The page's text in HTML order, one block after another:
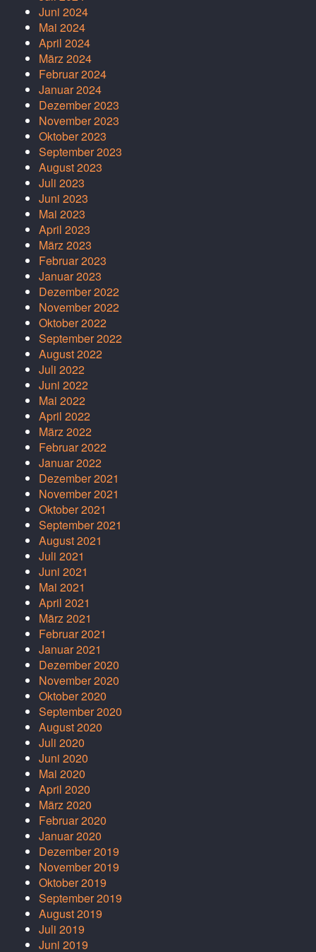
Juni 2024
Mai 2024
April 2024
März 2024
Februar 2024
Januar 2024
Dezember 2023
November 2023
Oktober 2023
September 2023
August 2023
Juli 2023
Juni 2023
Mai 2023
April 2023
März 2023
Februar 2023
Januar 2023
Dezember 2022
November 2022
Oktober 2022
September 2022
August 2022
Juli 2022
Juni 2022
Mai 2022
April 2022
März 2022
Februar 2022
Januar 2022
Dezember 2021
November 2021
Oktober 2021
September 2021
August 2021
Juli 2021
Juni 2021
Mai 2021
April 2021
März 2021
Februar 2021
Januar 2021
Dezember 2020
November 2020
Oktober 2020
September 2020
August 2020
Juli 2020
Juni 2020
Mai 2020
April 2020
März 2020
Februar 2020
Januar 2020
Dezember 2019
November 2019
Oktober 2019
September 2019
August 2019
Juli 2019
Juni 2019